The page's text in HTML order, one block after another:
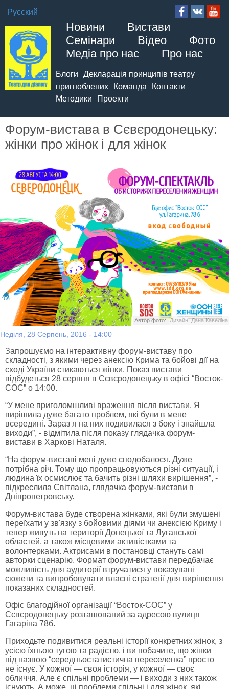
Новини
Вистави
Семінари
Відео
Фото
Медіа про нас
Про нас
Блоги
Декларація принципів театру
пригноблених
Команда
Контакти
Методики
Проекти
Русский
Форум-вистава в Сєвєродонецьку:
жінки про жінок і для жінок
Автор фото: Дизайн: Дана Кавеліна
Неділя, 28 Серпень, 2016 - 14:00
Запрошуємо на інтерактивну форум-виставу про
складності, з якими через анексію Крима та бойові дії на
сході України стикаються жінки. Показ вистави
відбудеться 28 серпня в Сєвєродонецьку в офісі “Восток-
СОС” о 14:00.
“У мене приголомшливі враження після вистави. Я
вирішила дуже багато проблем, які були в мене
всередині. Зараз я на них подивилася з боку і знайшла
виходи”, - відмітила після показу глядачка форум-
вистави в Харкові Наталя.
“На форум-виставі мені дуже сподобалося. Дуже
потрібна річ. Тому що пропрацьовуються різні ситуації, і
людина їх осмислює та бачить різні шляхи вирішення”, -
підкреслила Світлана, глядачка форум-вистави в
Дніпропетровську.
Форум-вистава буде створена жінками, які були змушені
переїхати у зв'язку з бойовими діями чи анексією Криму і
тепер живуть на території Донецької та Луганської
областей, а також місцевими активістками та
волонтерками. Актрисами в постановці стануть самі
авторки сценарію. Формат форум-вистави передбачає
можливість для аудиторії втручатися у показувані
сюжети та випробовувати власні стратегії для вирішення
показаних складностей.
Офіс благодійної організації “Восток-СОС” у
Сєвєродонецьку розташований за адресою вулиця
Гагаріна 78б.
Приходьте подивитися реальні історії конкретних жінок, з
усією їхньою тугою та радістю, і ви побачите, що жінки
під назвою “середньостатистична переселенка” просто
не існує. У кожної — своя історія, у кожної — своє
обличчя. Але є спільні проблеми — і виходи з них також